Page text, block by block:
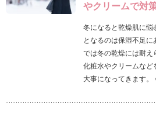
やクリームで対策
冬になると乾燥肌に悩
となるのは保湿不足
では冬の乾燥には耐え
化粧水やクリームなど
大事になってきます